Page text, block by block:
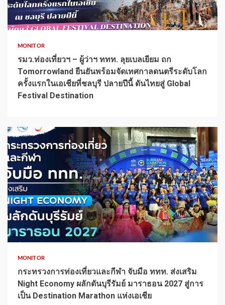
1 min read
MONITOR
รมว.ท่องเที่ยวฯ – ผู้ว่าฯ ททท. ลุยเบลเยียม ถก
Tomorrowland ยืนยันพร้อมจัดเทศกาลดนตรีระดับโลก
ครั้งแรกในเอเชียที่ชลบุรี ปลายปีนี้ ดันไทยสู่ Global
Festival Destination
1 min read
MONITOR
กระทรวงการท่องเที่ยวและกีฬา จับมือ ททท. ส่งเสริม
Night Economy ผลักดันบุรีรัมย์ มาราธอน 2027 สู่การ
เป็น Destination Marathon แห่งเอเชีย